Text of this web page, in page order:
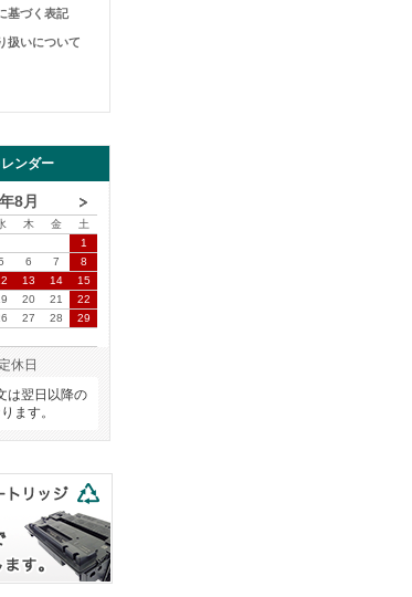
基づく表記
扱いについて
ンダー
8月
木 金
土
1
6 7
8
13 14
15
20 21
22
27 28
29
定休日
は翌日以降の
ます。